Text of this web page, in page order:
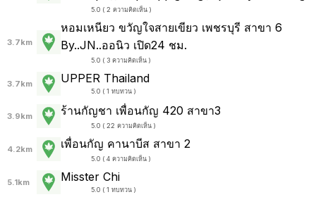
5.0 ( 2 ความคิดเห็น )
3.7km
หอมเหนียว ขวัญใจสายเขียว เพชรบุรี สาขา 6
By..JN..ออนิว เปิด24 ชม.
5.0 ( 3 ความคิดเห็น )
3.7km UPPER Thailand
5.0 ( 1 ทบทวน )
3.9km ร้านกัญชา เพื่อนกัญ 420 สาขา3
5.0 ( 22 ความคิดเห็น )
4.2km เพื่อนกัญ คานาบีส สาขา 2
5.0 ( 4 ความคิดเห็น )
5.1km Misster Chi
5.0 ( 1 ทบทวน )